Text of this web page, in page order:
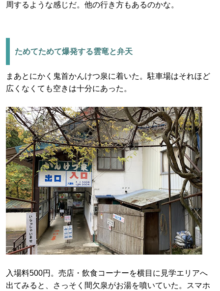
周するような感じだ。他の行き方もあるのかな。
ためてためて爆発する雲竜と弁天
まあとにかく鬼首かんけつ泉に着いた。駐車場はそれほど
広くなくても空きは十分にあった。
入場料500円。売店・飲食コーナーを横目に見学エリアへ
出てみると、さっそく間欠泉がお湯を噴いていた。スマホ